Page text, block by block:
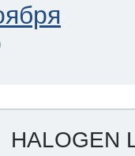
HALOGEN